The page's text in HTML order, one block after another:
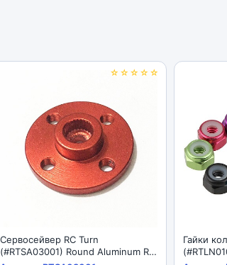
☆☆☆☆☆
Сервосейвер RC Turn
(#RTSA03001) Round Aluminum RC
Гайки